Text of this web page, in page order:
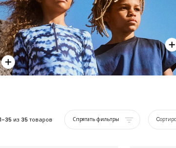
1-35 из 35 товаров Спрятать фильтры